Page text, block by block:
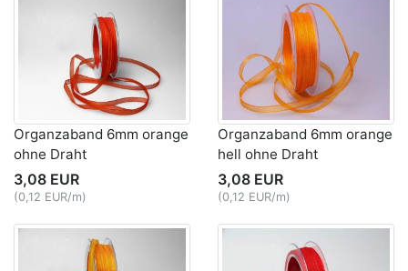
Organzaband 6mm orange
ohne Draht
3,08 EUR
(0,12 EUR/m)
Organzaband 6mm orange
hell ohne Draht
3,08 EUR
(0,12 EUR/m)